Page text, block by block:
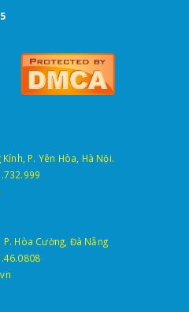
P. Yên Hòa, Hà Nội.
Hòa Cường, Đà Nẵng